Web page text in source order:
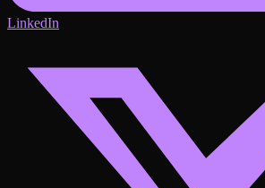
LinkedIn